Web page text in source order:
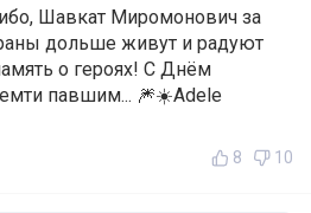
Шавкат Миромонович за
дольше живут и радуют
о героях! С Днём
павшим... 🎆☀️Adele
8 10